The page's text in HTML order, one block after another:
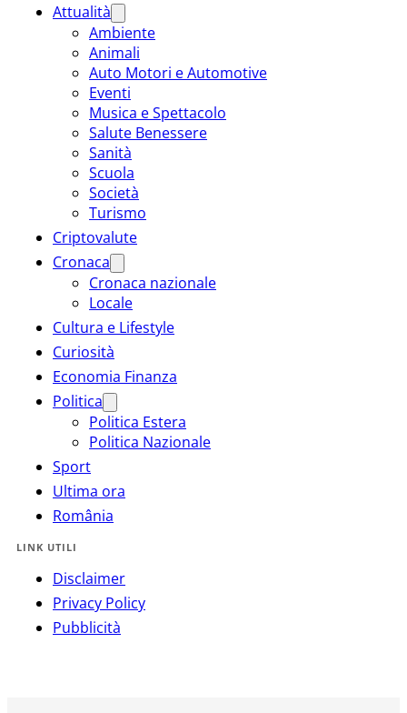
Attualità
Ambiente
Animali
Auto Motori e Automotive
Eventi
Musica e Spettacolo
Salute Benessere
Sanità
Scuola
Società
Turismo
Criptovalute
Cronaca
Cronaca nazionale
Locale
Cultura e Lifestyle
Curiosità
Economia Finanza
Politica
Politica Estera
Politica Nazionale
Sport
Ultima ora
România
LINK UTILI
Disclaimer
Privacy Policy
Pubblicità